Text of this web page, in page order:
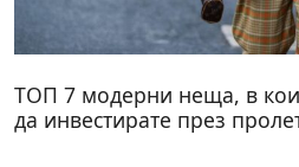
ТОП 7 модерни неща, в
да инвестирате през